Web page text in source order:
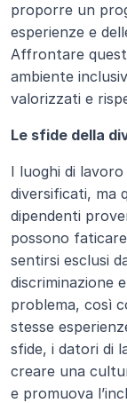
proporre un
esperienze e
Affrontare
ambiente
valorizzati e
Le sfide della
I luoghi di
diversificati, ma
dipendenti
possono
sentirsi esclusi
discriminazione
problema, così
stesse
sfide, i datori di
creare una
e promuova